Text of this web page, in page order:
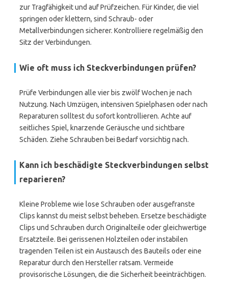
zur Tragfähigkeit und auf Prüfzeichen. Für Kinder, die viel
springen oder klettern, sind Schraub- oder
Metallverbindungen sicherer. Kontrolliere regelmäßig den
Sitz der Verbindungen.
Wie oft muss ich Steckverbindungen prüfen?
Prüfe Verbindungen alle vier bis zwölf Wochen je nach
Nutzung. Nach Umzügen, intensiven Spielphasen oder nach
Reparaturen solltest du sofort kontrollieren. Achte auf
seitliches Spiel, knarzende Geräusche und sichtbare
Schäden. Ziehe Schrauben bei Bedarf vorsichtig nach.
Kann ich beschädigte Steckverbindungen selbst
reparieren?
Kleine Probleme wie lose Schrauben oder ausgefranste
Clips kannst du meist selbst beheben. Ersetze beschädigte
Clips und Schrauben durch Originalteile oder gleichwertige
Ersatzteile. Bei gerissenen Holzteilen oder instabilen
tragenden Teilen ist ein Austausch des Bauteils oder eine
Reparatur durch den Hersteller ratsam. Vermeide
provisorische Lösungen, die die Sicherheit beeinträchtigen.